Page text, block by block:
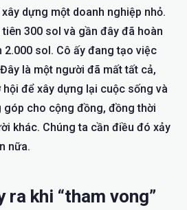
dựng một doanh nghiệp nhỏ.
300 sol và gần đây đã hoàn
2.000 sol. Cô ấy đang tạo việc
là một người đã mất tất cả,
để xây dựng lại cuộc sống và
cho cộng đồng, đồng thời
khác. Chúng ta cần điều đó xảy
nữa.
ra khi “tham vong”